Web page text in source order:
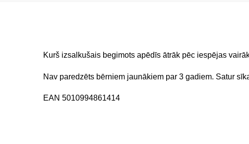
Kurš izsalkušais begimots apēdīs ātrāk pēc iespējas
Nav paredzēts bērniem jaunākiem par 3 gadiem. Satur
EAN 5010994861414